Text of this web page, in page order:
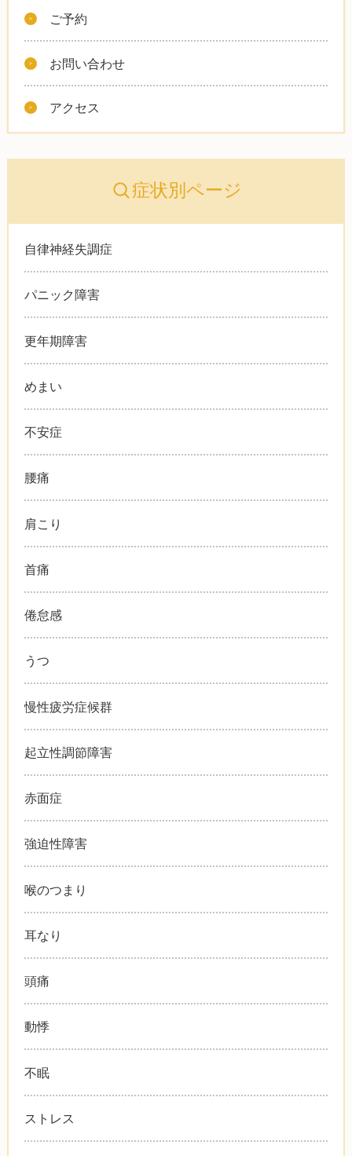
ご予約
お問い合わせ
アクセス
症状別ページ
自律神経失調症
パニック障害
更年期障害
めまい
不安症
腰痛
肩こり
首痛
倦怠感
うつ
慢性疲労症候群
起立性調節障害
赤面症
強迫性障害
喉のつまり
耳なり
頭痛
動悸
不眠
ストレス